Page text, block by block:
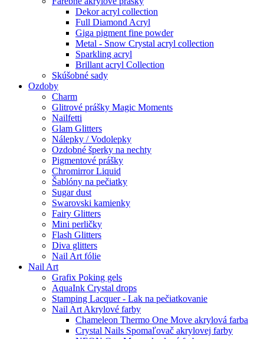
Dekor acryl collection
Full Diamond Acryl
Giga pigment fine powder
Metal - Snow Crystal acryl collection
Sparkling acryl
Brillant acryl Collection
Skúšobné sady
Ozdoby
Charm
Glitrové prášky Magic Moments
Nailfetti
Glam Glitters
Nálepky / Vodolepky
Ozdobné šperky na nechty
Pigmentové prášky
Chromirror Liquid
Šablóny na pečiatky
Sugar dust
Swarovski kamienky
Fairy Glitters
Mini perličky
Flash Glitters
Diva glitters
Nail Art fólie
Nail Art
Grafix Poking gels
AquaInk Crystal drops
Stamping Lacquer - Lak na pečiatkovanie
Nail Art Akrylové farby
Chameleon Thermo One Move akrylová farba
Crystal Nails Spomaľovač akrylovej farby